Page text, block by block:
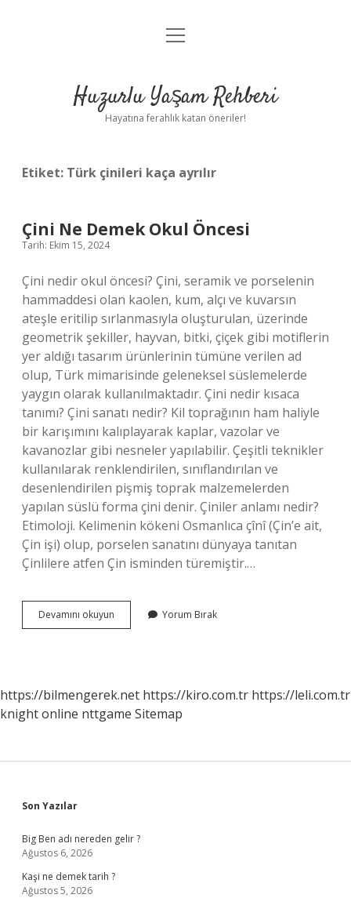
Anasayfa
Yasal Uyarı
menüyü
Huzurlu Yaşam Rehberi
Hayatına ferahlık katan öneriler!
Etiket: Türk çinileri kaça ayrılır
Çini Ne Demek Okul Öncesi
Tarih: Ekim 15, 2024
Çini nedir okul öncesi? Çini, seramik ve porselenin
hammaddesi olan kaolen, kum, alçı ve kuvarsın
ateşle eritilip sırlanmasıyla oluşturulan, üzerinde
geometrik şekiller, hayvan, bitki, çiçek gibi motiflerin
yer aldığı tasarım ürünlerinin tümüne verilen ad
olup, Türk mimarisinde geleneksel süslemelerde
yaygın olarak kullanılmaktadır. Çini nedir kısaca
tanımı? Çini sanatı nedir? Kil toprağının ham haliyle
bir karışımını kalıplayarak kaplar, vazolar ve
kavanozlar gibi nesneler yapılabilir. Çeşitli teknikler
kullanılarak renklendirilen, sınıflandırılan ve
desenlendirilen pişmiş toprak malzemelerden
yapılan süslü forma çini denir. Çiniler anlamı nedir?
Etimoloji. Kelimenin kökeni Osmanlıca çînî (Çin’e ait,
Çin işi) olup, porselen sanatını dünyaya tanıtan
Çinlilere atfen Çin isminden türemiştir.…
Devamını okuyun
Ne
Yorum Bırak
https://bilmengerek.net https://kiro.com.tr https://leli.com.tr
knight online nttgame Sitemap
Sidebar
Son Yazılar
Big Ben adı nereden gelir ?
Ağustos 6, 2026
Kaşi ne demek tarih ?
Ağustos 5, 2026